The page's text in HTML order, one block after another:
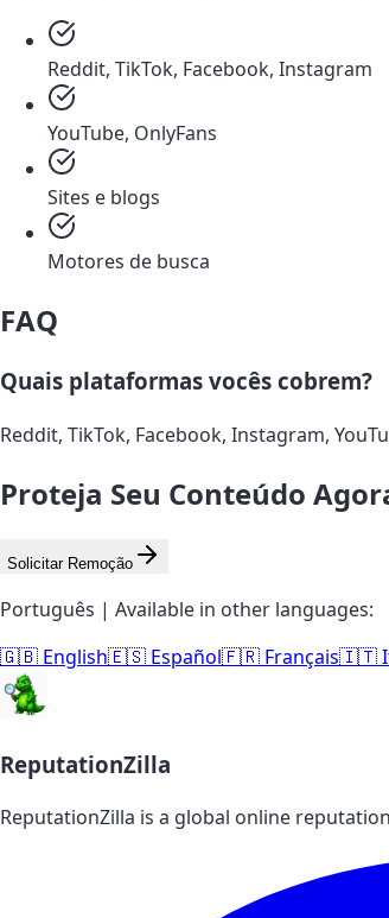
Reddit, TikTok, Facebook, Instagram
YouTube, OnlyFans
Sites e blogs
Motores de busca
FAQ
Quais plataformas vocês cobrem?
Reddit, TikTok, Facebook, Instagram,
Proteja Seu Conteúdo
Solicitar Remoção
Português | Available in other languages:
🇬🇧 English🇪🇸 Español🇫🇷 Français🇮🇹
ReputationZilla
ReputationZilla is a global online